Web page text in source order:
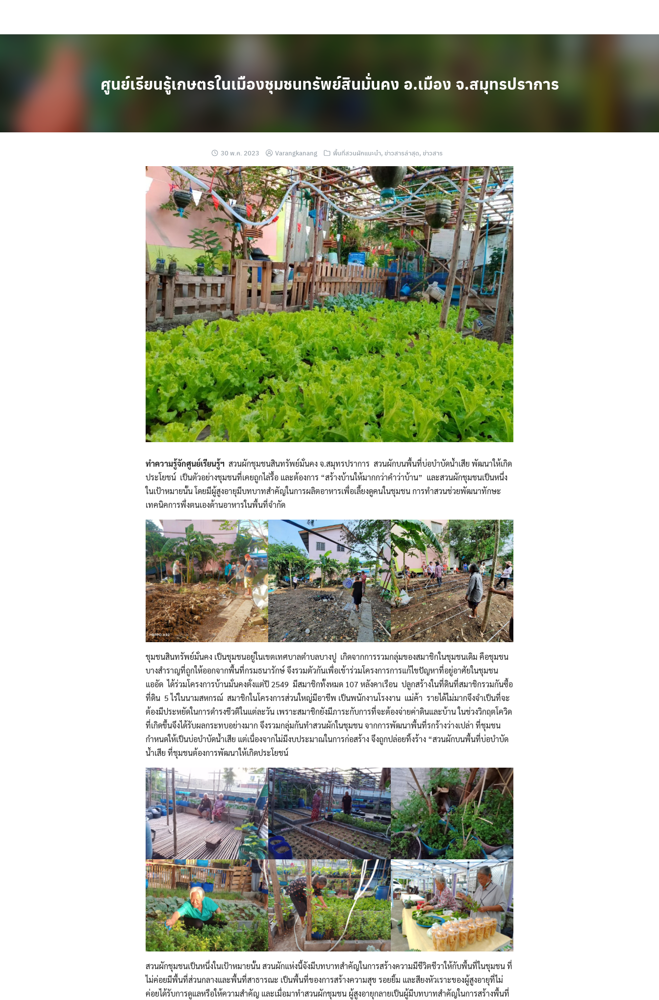
Search
for:
Search
ศูนย์เรียนรู้เกษตรในเมืองชุมชนทรัพย์สินมั่นคง อ.เมือง จ.สมุทรปราการ
30 พ.ค. 2023 Varangkanang พื้นที่สวนผักแนะนำ, ข่าวสารล่าสุด, ข่าวสาร
ทำความรู้จักศูนย์เรียนรู้ฯ สวนผักชุมชนสินทรัพย์มั่นคง จ.สมุทรปราการ สวนผักบนพื้นที่บ่อบำบัดน้ำเสีย พัฒนาให้เกิด
ประโยชน์ เป็นตัวอย่างชุมชนที่เคยถูกไล่รื้อ และต้องการ “สร้างบ้านให้มากกว่าคำว่าบ้าน” และสวนผักชุมชนเป็นหนึ่ง
ในเป้าหมายนั้น โดยมีผู้สูงอายุมีบทบาทสำคัญในการผลิตอาหารเพื่อเลี้ยงดูคนในชุมชน การทำสวนช่วยพัฒนาทักษะ
เทคนิคการพึ่งตนเองด้านอาหารในพื้นที่จำกัด
ชุมชนสินทรัพย์มั่นคง เป็นชุมชนอยู่ในเขตเทศบาลตำบลบางปู เกิดจากการรวมกลุ่มของสมาชิกในชุมชนเดิม คือชุมชน
บางสำราญที่ถูกให้ออกจากพื้นที่กรมธนารักษ์ จึงรวมตัวกันเพื่อเข้าร่วมโครงการการแก้ไขปัญหาที่อยู่อาศัยในชุมชน
แออัด ได้ร่วมโครงการบ้านมั่นคงตั่งแต่ปี 2549 มีสมาชิกทั้งหมด 107 หลังคาเรือน ปลูกสร้างในที่ดินที่สมาชิกรวมกันซื้อ
ที่ดิน 5 ไร่ในนามสหกรณ์ สมาชิกในโครงการส่วนใหญ่มีอาชีพ เป็นพนักงานโรงงาน แม่ค้า รายได้ไม่มากจึงจำเป็นที่จะ
ต้องมีประหยัดในการดำรงชีวติในแต่ละวัน เพราะสมาชิกยังมีภาระกับการที่จะต้องจ่ายค่าดินและบ้าน ในช่วงวิกฤตโควิด
ที่เกิดขึ้นจึงได้รับผลกระทบอย่างมาก จึงรวมกลุ่มกันทำสวนผักในชุมชน จากการพัฒนาพื้นที่รกร้างว่างเปล่า ที่ชุมชน
กำหนดให้เป็นบ่อบำบัดน้ำเสีย แต่เนื่องจากไม่มีงบประมาณในการก่อสร้าง จึงถูกปล่อยทิ้งร้าง “สวนผักบนพื้นที่บ่อบำบัด
น้ำเสีย ที่ชุมชนต้องการพัฒนาให้เกิดประโยชน์
สวนผักชุมชนเป็นหนึ่งในเป้าหมายนั้น สวนผักแห่งนี้จังมีบทบาทสำคัญในการสร้างความมีชีวิตชีวาให้กับพื้นที่ในชุมชน ที่
ไม่ค่อยมีพื้นที่ส่วนกลางและพื้นที่สาธารณะ เป็นพื้นที่ของการสร้างความสุข รอยยิ้ม และสียงหัวเราะของผู้สูงอายุที่ไม่
ค่อยได้รับการดูแลหรือให้ความสำคัญ และเมื่อมาทำสวนผักชุมชน ผู้สูงอายุกลายเป็นผู้มีบทบาทสำคัญในการสร้างพื้นที่